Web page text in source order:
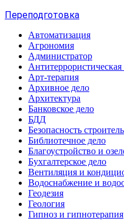
Переподготовка
Автоматизация
Агрономия
Администратор
Арт-терапия
Архивное дело
Архитектура
Банковское дело
БДД
Безопасность
Библиотечное дело
Благоустройство и
Бухгалтерское дело
Вентиляция и
Водоснабжение и
Геодезия
Геология
Гипноз и гипнотерапия